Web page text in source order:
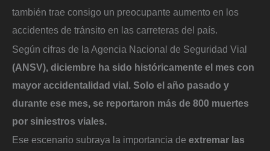
también trae consigo un preocupante aumento en los
accidentes de tránsito en las carreteras del país.
Según cifras de la Agencia Nacional de Seguridad Vial
(ANSV), diciembre ha sido históricamente el mes con
mayor accidentalidad vial. Solo el año pasado y
durante ese mes, se reportaron más de 800 muertes
por siniestros viales.
Ese escenario subraya la importancia de extremar las